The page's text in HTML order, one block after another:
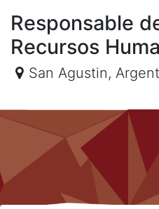
Responsable
Recursos
San Agustin,